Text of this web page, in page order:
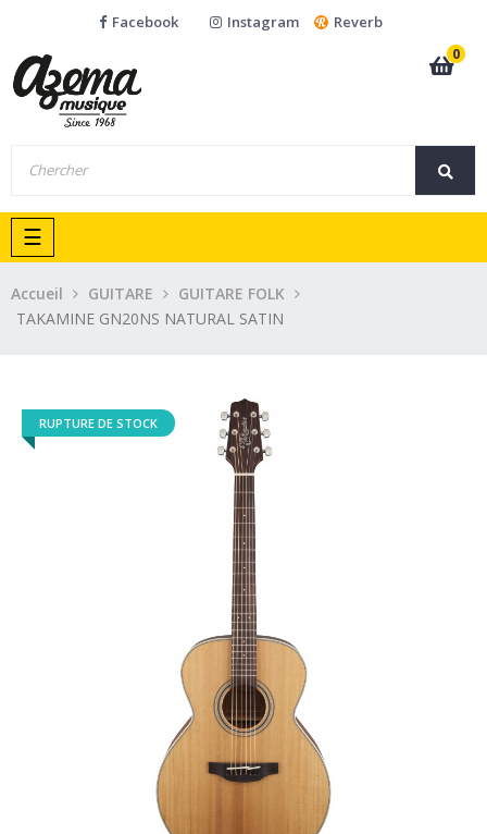
Facebook Instagram
Reverb
0
Basculer
la
navigation
☰
Accueil GUITARE
GUITARE FOLK
TAKAMINE GN20NS NATURAL SATIN
RUPTURE DE STOCK